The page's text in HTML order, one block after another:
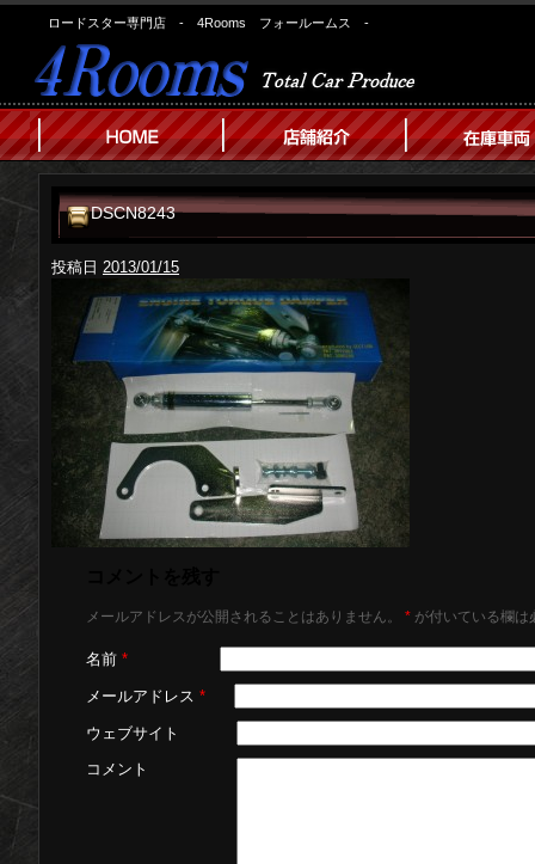
ロードスター専門店 - 4Rooms フォールームス -
DSCN8243
投稿日 2013/01/15
メールアドレスが公開されることはありません。 * が付いている欄は
名前 *
メールアドレス *
ウェブサイト
コメント